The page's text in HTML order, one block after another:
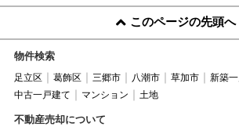
このページの先頭へ
物件検索
足立区 葛飾区 三郷市 八潮市 草加市
新築
中古一戸建て
マンション 土地
不動産売却について